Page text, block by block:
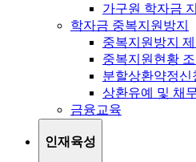
가구원 학자금
학자금 중복지원방지
중복지원방지
중복지원현황 조
분할상환약정신
상환유예 및 채
금융교육
인재육성